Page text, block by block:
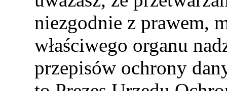
niezgodnie z prawem,
właściwego organu
przepisów ochrony